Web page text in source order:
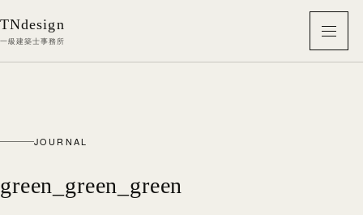
TNdesign
一級建築士事務所 メニ
JOURNAL
green_green_green